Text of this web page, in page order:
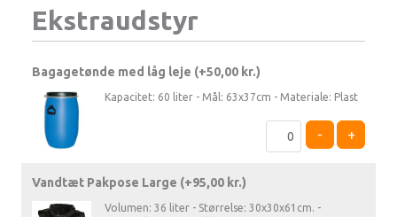
Ekstraudstyr
Bagagetønde med låg leje (+50,00 kr.)
Kapacitet: 60 liter - Mål: 63x37cm - Materiale: Plast
- +
Vandtæt Pakpose Large (+95,00 kr.)
Volumen: 36 liter - Størrelse: 30x30x61cm. -